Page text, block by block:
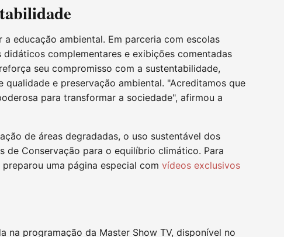
educação ambiental. Em parceria com escolas
complementares e exibições comentadas
seu compromisso com a sustentabilidade,
e preservação ambiental. "Acreditamos que
para transformar a sociedade", afirmou a
de áreas degradadas, o uso sustentável dos
de Conservação para o equilíbrio climático. Para
uma página especial com vídeos exclusivos
na programação da Master Show TV, disponível no